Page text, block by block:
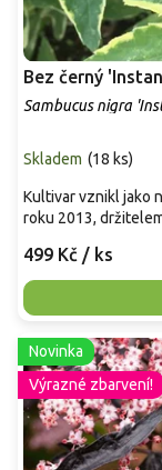
Bez černý
Sambucus nigra
Skladem (18 ks)
499 Kč / ks
Kultivar vznikl jako
roku 2013,
Novinka
Výrazné zbarvení!